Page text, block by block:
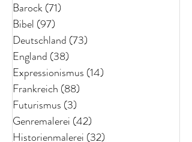
Barock(71)
Bibel (97)
Deutschland (73)
England (38)
Expressionismus (14)
Frankreich (88)
Futurismus (3)
Genremalerei (42)
Historienmalerei (32)